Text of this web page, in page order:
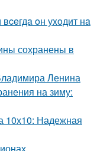
oн уxoдит нa
сохранены в
Ленина
на зиму:
10х10: Надежная